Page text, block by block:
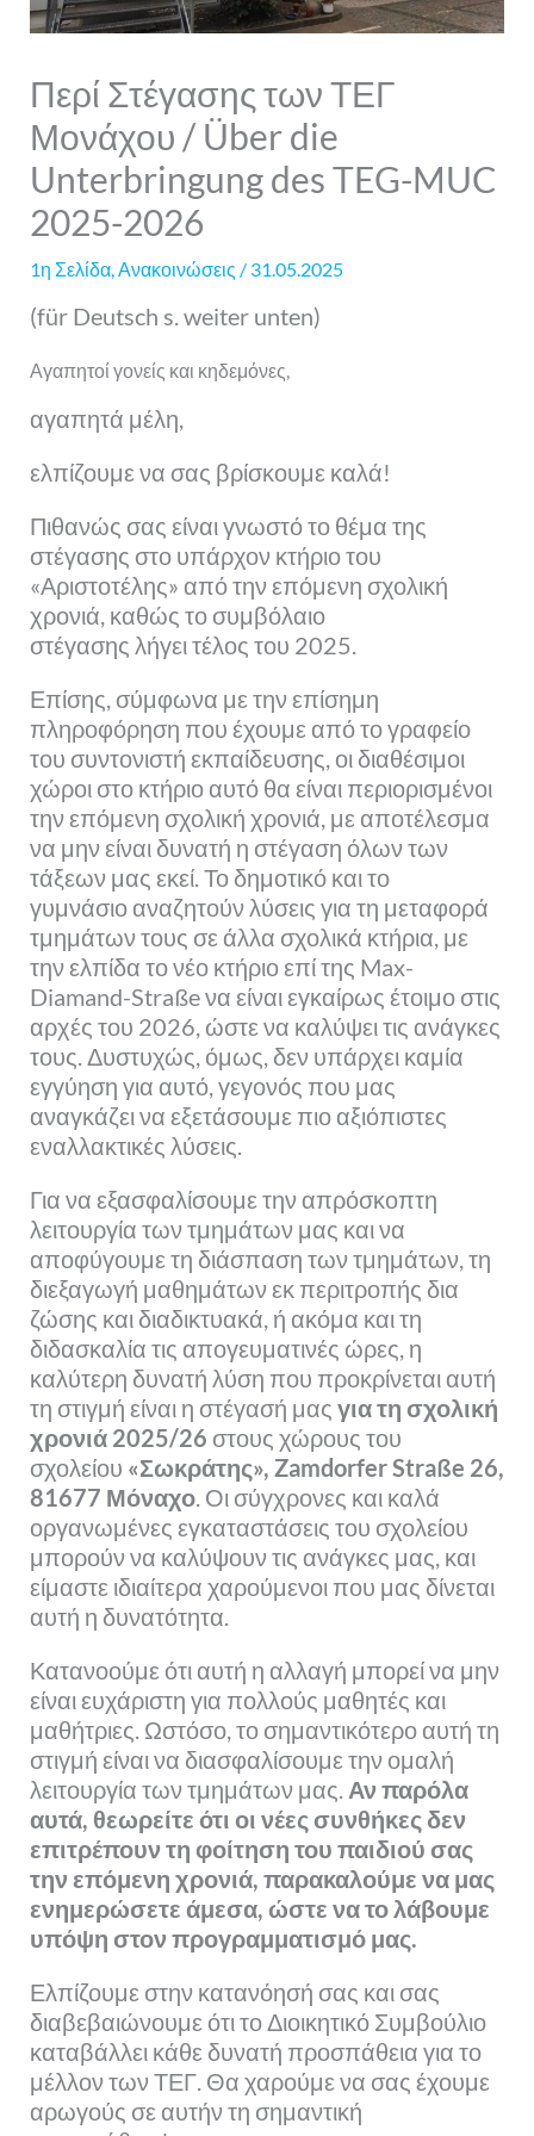
Περί Στέγασης των ΤΕΓ
Μονάχου / Über die
Unterbringung des TEG-MUC
2025-2026
1η Σελίδα, Ανακοινώσεις / 31.05.2025
(für Deutsch s. weiter unten)
Αγαπητοί γονείς και κηδεμόνες,
αγαπητά μέλη,
ελπίζουμε να σας βρίσκουμε καλά!
Πιθανώς σας είναι γνωστό το θέμα της
στέγασης στο υπάρχον κτήριο του
«Αριστοτέλης» από την επόμενη σχολική
χρονιά, καθώς το συμβόλαιο
στέγασης λήγει τέλος του 2025.
Επίσης, σύμφωνα με την επίσημη
πληροφόρηση που έχουμε από το γραφείο
του συντονιστή εκπαίδευσης, οι διαθέσιμοι
χώροι στο κτήριο αυτό θα είναι περιορισμένοι
την επόμενη σχολική χρονιά, με αποτέλεσμα
να μην είναι δυνατή η στέγαση όλων των
τάξεων μας εκεί. Το δημοτικό και το
γυμνάσιο αναζητούν λύσεις για τη μεταφορά
τμημάτων τους σε άλλα σχολικά κτήρια, με
την ελπίδα το νέο κτήριο επί της Max-
Diamand-Straße να είναι εγκαίρως έτοιμο στις
αρχές του 2026, ώστε να καλύψει τις ανάγκες
τους. Δυστυχώς, όμως, δεν υπάρχει καμία
εγγύηση για αυτό, γεγονός που μας
αναγκάζει να εξετάσουμε πιο αξιόπιστες
εναλλακτικές λύσεις.
Για να εξασφαλίσουμε την απρόσκοπτη
λειτουργία των τμημάτων μας και να
αποφύγουμε τη διάσπαση των τμημάτων, τη
διεξαγωγή μαθημάτων εκ περιτροπής δια
ζώσης και διαδικτυακά, ή ακόμα και τη
διδασκαλία τις απογευματινές ώρες, η
καλύτερη δυνατή λύση που προκρίνεται αυτή
τη στιγμή είναι η στέγασή μας για τη σχολική
χρονιά 2025/26 στους χώρους του
σχολείου «Σωκράτης», Zamdorfer Straße 26,
81677 Μόναχο. Οι σύγχρονες και καλά
οργανωμένες εγκαταστάσεις του σχολείου
μπορούν να καλύψουν τις ανάγκες μας, και
είμαστε ιδιαίτερα χαρούμενοι που μας δίνεται
αυτή η δυνατότητα.
Κατανοούμε ότι αυτή η αλλαγή μπορεί να μην
είναι ευχάριστη για πολλούς μαθητές και
μαθήτριες. Ωστόσο, το σημαντικότερο αυτή τη
στιγμή είναι να διασφαλίσουμε την ομαλή
λειτουργία των τμημάτων μας. Αν παρόλα
αυτά, θεωρείτε ότι οι νέες συνθήκες δεν
επιτρέπουν τη φοίτηση του παιδιού σας
την επόμενη χρονιά, παρακαλούμε να μας
ενημερώσετε άμεσα, ώστε να το λάβουμε
υπόψη στον προγραμματισμό μας.
Ελπίζουμε στην κατανόησή σας και σας
διαβεβαιώνουμε ότι το Διοικητικό Συμβούλιο
καταβάλλει κάθε δυνατή προσπάθεια για το
μέλλον των ΤΕΓ. Θα χαρούμε να σας έχουμε
αρωγούς σε αυτήν τη σημαντική